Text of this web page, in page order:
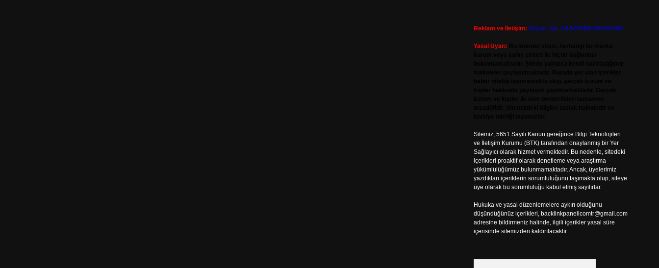
Reklam ve İletişim: Skype: live:.cid.575569c608265c69
Yasal Uyarı:
Sitemiz, 5651 Sayılı Kanun gereğince Bilgi Teknolojileri
ve İletişim Kurumu (BTK) tarafından onaylanmış bir Yer
Sağlayıcı olarak hizmet vermektedir. Bu nedenle, sitedeki
içerikleri proaktif olarak denetleme veya araştırma
yükümlülüğümüz bulunmamaktadır. Ancak, üyelerimiz
yazdıkları içeriklerin sorumluluğunu taşımakta olup, siteye
üye olarak bu sorumluluğu kabul etmiş sayılırlar.
Hukuka ve yasal düzenlemelere aykırı olduğunu
düşündüğünüz içerikleri, backlinkpanelicomtr@gmail.com
adresine bildirmeniz halinde, ilgili içerikler yasal süre
içerisinde sitemizden kaldırılacaktır.